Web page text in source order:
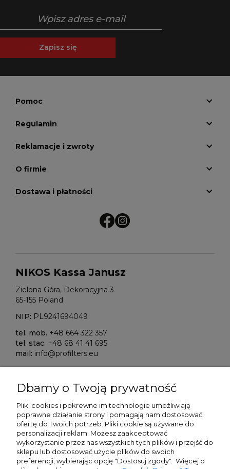
Zapisz się
Pomoc
Regulamin
Reklamacje i zwroty
O firmie
Dostawa i płatności
NIKOS Kassa Janusz
Zielona Góra, Dekoracyjna 3
65-155 Poland
NIP: PL9241694049
tel. mob. +48 664 322 357
tel. stac. +48 68 41 41 695
mail: info@profilters.eu
Warszawa, ul. Łopuszańska 38D
02-232 Poland
SWIFT/BIK:ALBPPLPWXXX
IBAN NR:
PLN:PL80 2490 0005 0000 4500 5705 7151
EUR:PL13 2490 0005 0000 4600 9159 5449
Dbamy o Twoją prywatność
Pliki cookies i pokrewne im technologie umożliwiają
poprawne działanie strony i pomagają nam dostosować
ofertę do Twoich potrzeb. Pliki cookie są używane do
personalizacji reklam. Możesz zaakceptować
wykorzystanie przez nas wszystkich tych plików i przejść do
sklepu lub dostosować użycie plików do swoich
preferencji, wybierając opcję "Dostosuj zgody". Więcej o